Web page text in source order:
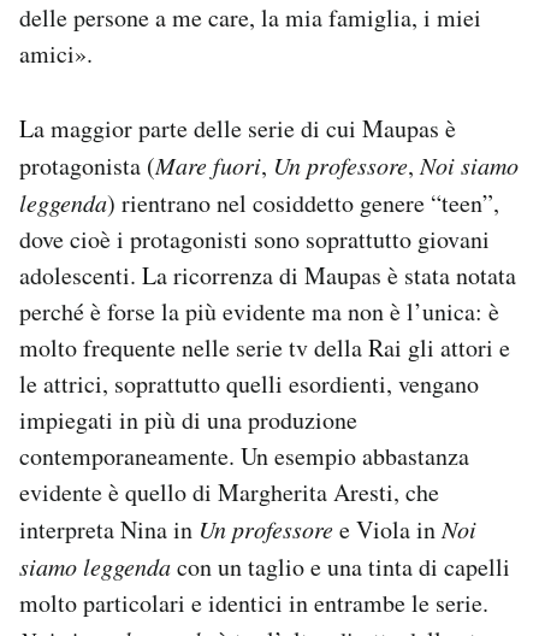
delle persone a me care, la mia famiglia, i miei
amici».
La maggior parte delle serie di cui Maupas è
protagonista (Mare fuori, Un professore,Noi siamo
leggenda) rientrano nel cosiddetto genere “teen”,
dove cioè i protagonisti sono soprattutto giovani
adolescenti. La ricorrenza di Maupas è stata notata
perché è forse la più evidente ma non è l’unica: è
molto frequente nelle serie tv della Rai gli attori e
le attrici, soprattutto quelli esordienti, vengano
impiegati in più di una produzione
contemporaneamente. Un esempio abbastanza
evidente è quello di Margherita Aresti, che
interpreta Nina in Un professoree Viola inNoi
siamo leggendacon un taglio e una tinta di capelli
molto particolari e identici in entrambe le serie.